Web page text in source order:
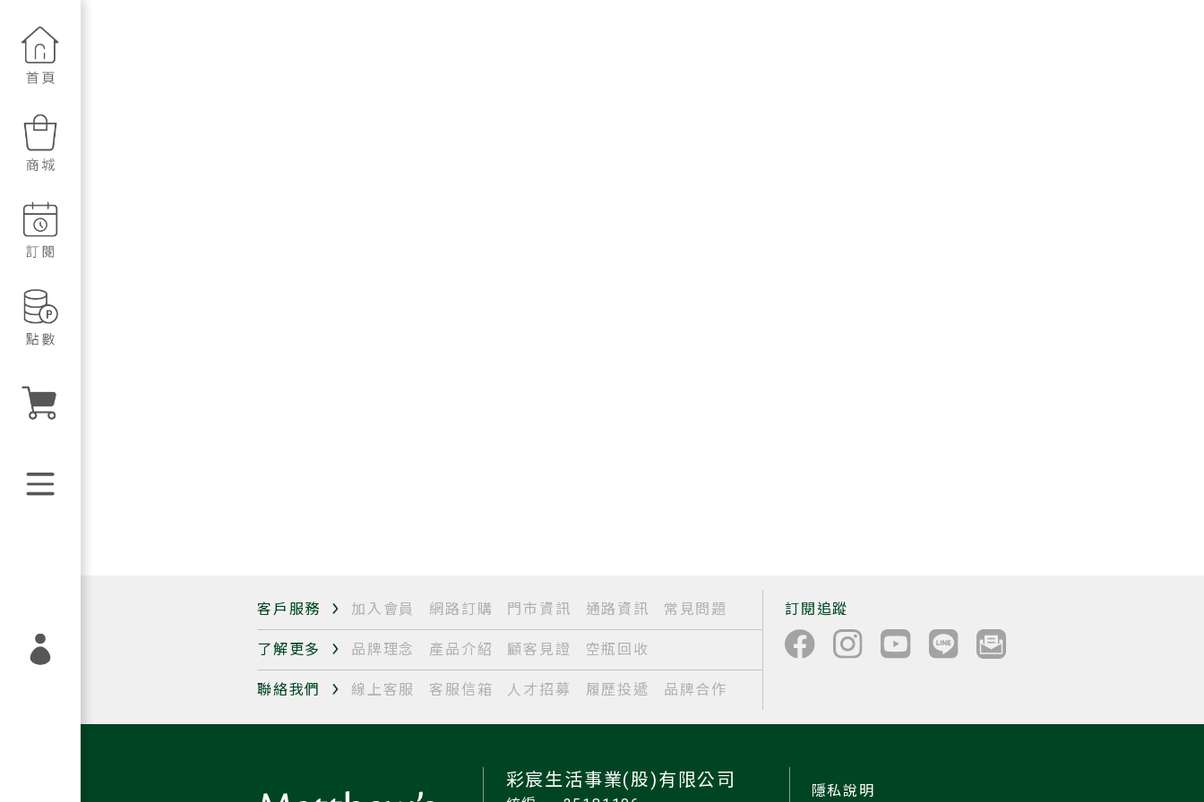
客戶服務 加入會員 網路訂購 門市資訊 通路資訊 常見問題
了解更多 品牌理念 產品介紹 顧客見證 空瓶回收
聯絡我們 線上客服 客服信箱 人才招募 履歷投遞 品牌合作
訂閱追蹤
彩宸生活事業(股)有限公司
隱私說明